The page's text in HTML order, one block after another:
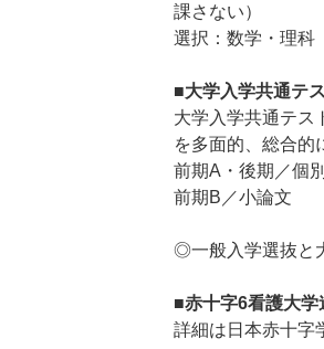
課さない）
選択：数学・理科
■大学入学共通テ
大学入学共通テス
を多面的、総合的
前期A・後期／個
前期B／小論文
◎一般入学選抜と
■赤十字6看護大学
詳細は日本赤十字